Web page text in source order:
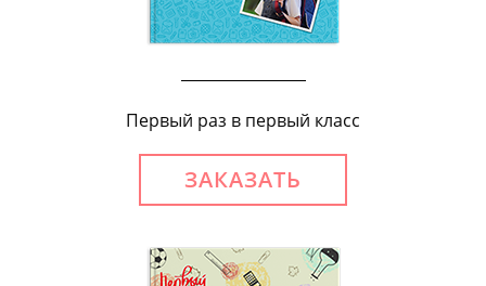
Первый раз в первый класс
ЗАКАЗАТЬ